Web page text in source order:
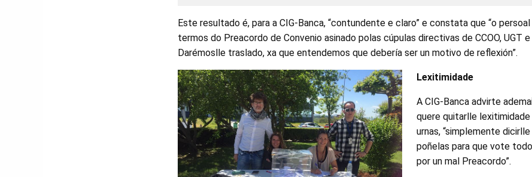
Este resultado é, para a CIG-Banca, “contundente e claro” e constata que “o
termos do Preacordo de Convenio asinado polas cúpulas directivas de CCOO, UGT
Darémoslle traslado, xa que entendemos que debería ser un motivo de reflexión”.
Lexitimidade
A CIG-Banca advirte
quere quitarlle
urnas, “simplemente
poñelas para que vote
por un mal Preacordo”.